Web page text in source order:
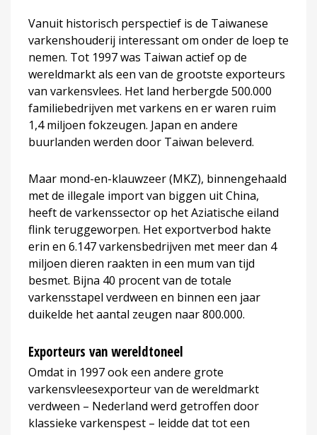
Vanuit historisch perspectief is de Taiwanese
varkenshouderij interessant om onder de loep te
nemen. Tot 1997 was Taiwan actief op de
wereldmarkt als een van de grootste exporteurs
van varkensvlees. Het land herbergde 500.000
familiebedrijven met varkens en er waren ruim
1,4 miljoen fokzeugen. Japan en andere
buurlanden werden door Taiwan beleverd.
Maar mond-en-klauwzeer (MKZ), binnengehaald
met de illegale import van biggen uit China,
heeft de varkenssector op het Aziatische eiland
flink teruggeworpen. Het exportverbod hakte
erin en 6.147 varkensbedrijven met meer dan 4
miljoen dieren raakten in een mum van tijd
besmet. Bijna 40 procent van de totale
varkensstapel verdween en binnen een jaar
duikelde het aantal zeugen naar 800.000.
Exporteurs van wereldtoneel
Omdat in 1997 ook een andere grote
varkensvleesexporteur van de wereldmarkt
verdween – Nederland werd getroffen door
klassieke varkenspest – leidde dat tot een